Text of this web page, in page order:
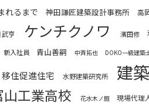
れるまで 神田謙匠建築設計事務所 高
亨 ケンチクノワ 濱田修
新入社員 青山善嗣 中斉拓也 DOKO一級建築
住促進住宅 水野建築研究所 建築
山工業高校 花水木ノ庭 現場代理